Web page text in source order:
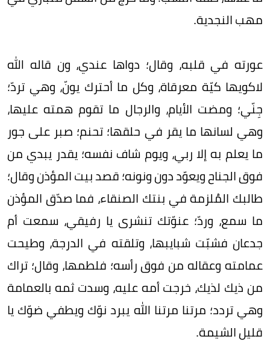
مهب النجدية.
عورته في قلبه، وقال؛ دواها عندي، ون قاله الله
لاكويها كيّة معرقاة، وكل ما أحترك يونّ، وهي تردّ؛
جِنّي؛ ومضت الأيام، والرجال ما تقوم همته عليها،
وهي لسانها ما يقر في حلقها؛ تحنم؛ صبر على جور
ما يعلم به إلا ربي، ويوم شاف نفسه؛ يقدر يبدي من
فوق الجناح ويعوّد دون ونونه؛ قصد بيت المؤذن وقال؛
طالبك المُلزمة في بنتك الصنقاء، فما صدّق المؤذن
ما سمع، وردّ؛ عنوّتك تنشرى يا رفيقي، سمعت أم
جدعان فشبّت شبايبها، وتلقته في الدرجة، وطيحت
عمامته وعقاله من فوق رأسه؛ فلطمها، وقال؛ تراك
من ذيك لذيك، خرجت أمه عليه، وسدت ثمه بالعمامة
وهي تردد؛ مرتنا مرتنا الله يبرد نوّك ويطفي ضوّك يا
قليل الشيمة.